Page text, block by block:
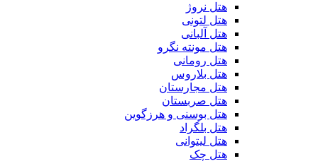
هتل نروژ
هتل لتونی
هتل آلبانی
هتل مونته نگرو
هتل رومانی
هتل بلاروس
هتل مجارستان
هتل صربستان
هتل بوسنی و هرزگوین
هتل بلگراد
هتل لیتوانی
هتل چک